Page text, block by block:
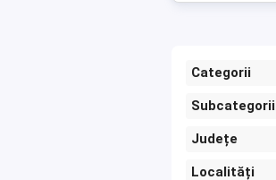
Categorii
Subcategorii
Județe
Localități